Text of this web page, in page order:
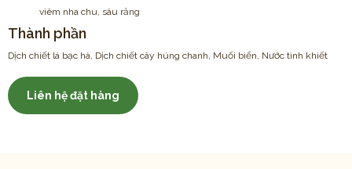
viêm nha chu, sâu răng
Thành phần
Dịch chiết lá bạc hà, Dịch chiết cây húng chanh, Muối biển, Nước tinh khiết
Liên hệ đặt hàng